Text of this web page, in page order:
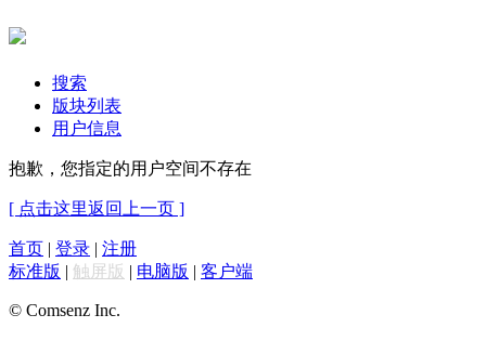
搜索
版块列表
用户信息
抱歉，您指定的用户空间不存在
[ 点击这里返回上一页 ]
首页 | 登录 | 注册
标准版 | 触屏版 | 电脑版 | 客户端
© Comsenz Inc.